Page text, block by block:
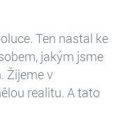
Ten nastal ke
jakým jsme
Žijeme v
realitu. A tato